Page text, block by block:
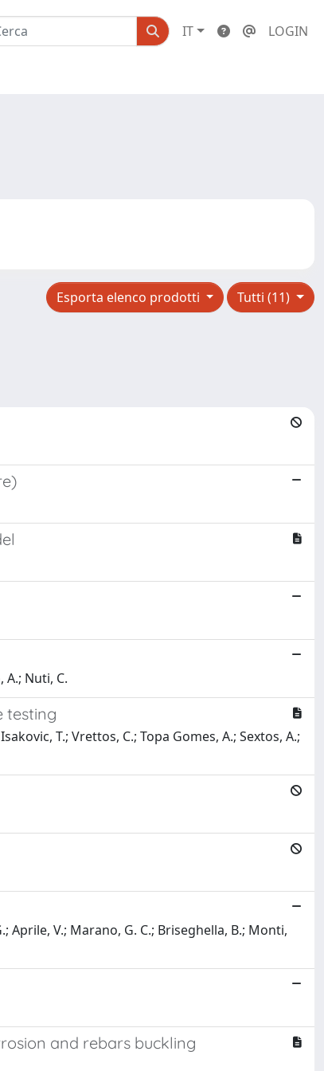
IT LOGIN
Tutti (11)
Esporta elenco prodotti
A.; Nuti, C.
testing
T.; Vrettos, C.; Topa Gomes, A.; Sextos, A.;
Aprile, V.; Marano, G. C.; Briseghella, B.; Monti,
and rebars buckling